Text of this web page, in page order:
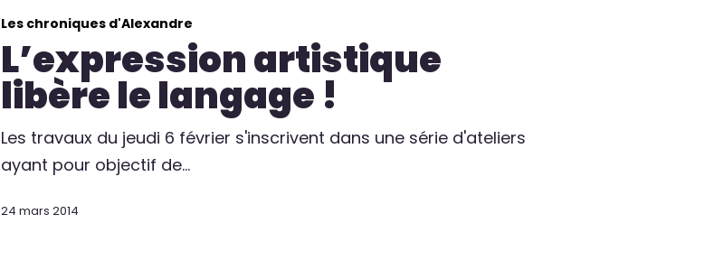
Les chroniques d'Alexandre
L’expression artistique
libère le langage !
Les travaux du jeudi 6 février s'inscrivent dans une série d'ateliers
ayant pour objectif de…
24 mars 2014